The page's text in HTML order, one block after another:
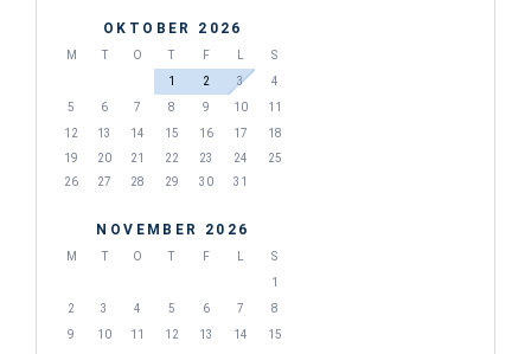
OKTOBER 2026
M T O T F L
S
1
2 3
4
5
6 7 8 9 10
11
12
13 14 15 16 17
18
19
20 21 22 23 24
25
26
27 28 29 30 31
NOVEMBER 2026
M T O T F L
S
1
2
3 4 5 6 7
8
9
10 11 12 13 14
15